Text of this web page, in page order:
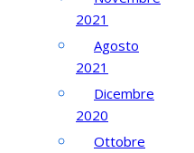
2021
Agosto
2021
Dicembre
2020
Ottobre